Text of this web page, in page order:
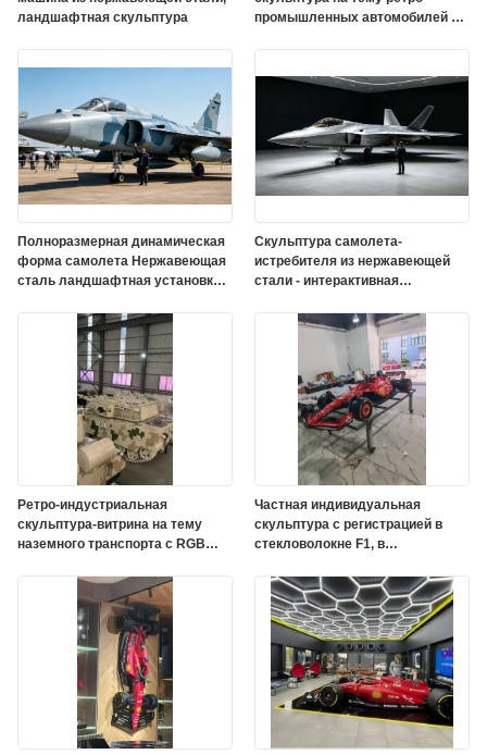
ландшафтная скульптура
промышленных автомобилей с
Полноразмерная динамическая
форма самолета Нержавеющая
сталь ландшафтная установка
авиационного искусства
Скульптура самолета-
истребителя из нержавеющей
стали - интерактивная
инсталляция
Ретро-индустриальная
скульптура-витрина на тему
наземного транспорта с RGB
индивидуальным цветом на
полированной зеркальной
поверхности
Частная индивидуальная
скульптура с регистрацией в
стекловолокне F1, в
теплостойкая гоночная
художественная инсталляция